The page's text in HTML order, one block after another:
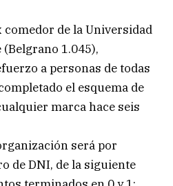
comedor de la Universidad
1.045),
a personas de todas
el esquema de
marca hace seis
será por
de DNI, de la siguiente